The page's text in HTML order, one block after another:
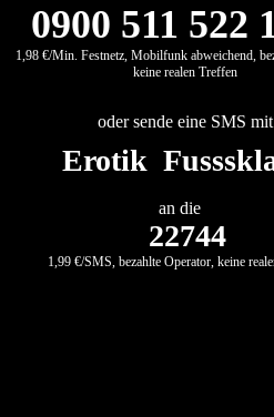
0900 511 522
1,98 €/Min. Festnetz, Mobilfunk abweichend,
keine realen Treffen
oder sende eine SMS mit
Erotik
an die
22744
1,99 €/SMS, bezahlte Operator, keine